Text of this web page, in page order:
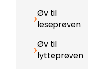
Øv til
leseprøven
Øv til
lytteprøven